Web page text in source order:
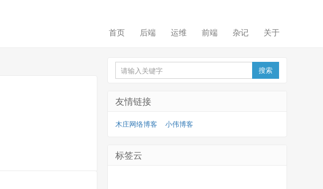
首页 后端 运维 前端 杂记 关于
友情链接
木庄网络博客 小伟博客
标签云